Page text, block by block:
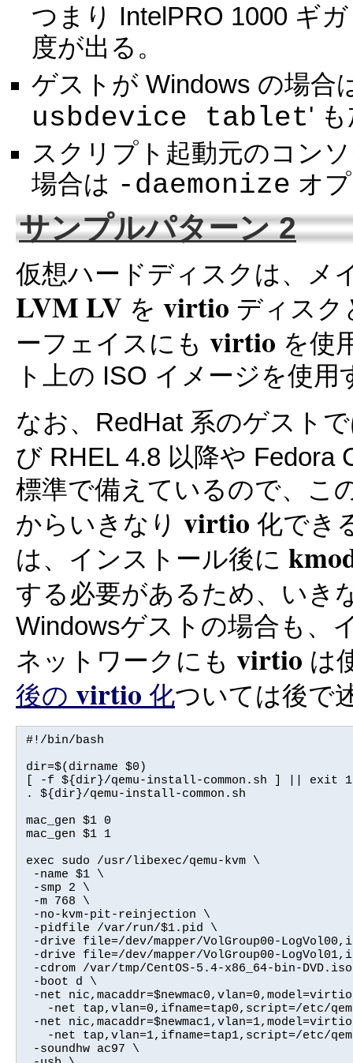
つまり IntelPRO 1000 ギ
度が出る。
ゲストが Windows の場合
usbdevice tablet'
スクリプト起動元のコン
場合は -daemonize オ
サンプルパターン 2
仮想ハードディスクは、メ
LVM LV を virtio ディスク
ーフェイスにも virtio を使
ト上の ISO イメージを使用
なお、RedHat 系のゲスト
び RHEL 4.8 以降や Fedora
標準で備えているので、こ
からいきなり virtio 化でき
は、インストール後に
する必要があるため、いき
Windowsゲストの場合も、
ネットワークにも virtio は
後の virtio 化ついては後で
#!/bin/bash
dir=$(dirname $0)
[ -f ${dir}/qemu-install-common.sh ] || exit 1
. ${dir}/qemu-install-common.sh
mac_gen $1 0
mac_gen $1 1
exec sudo /usr/libexec/qemu-kvm \
-name $1 \
-smp 2 \
-m 768 \
-no-kvm-pit-reinjection \
-pidfile /var/run/$1.pid \
-drive file=/dev/mapper/VolGroup00-
-drive file=/dev/mapper/VolGroup00-
-cdrom /var/tmp/CentOS-5.4-x86_64-bin-
-boot d \
-net
-net tap,vlan=0,ifname=tap0,script=/etc/
-net
-net tap,vlan=1,ifname=tap1,script=/etc/
-soundhw ac97 \